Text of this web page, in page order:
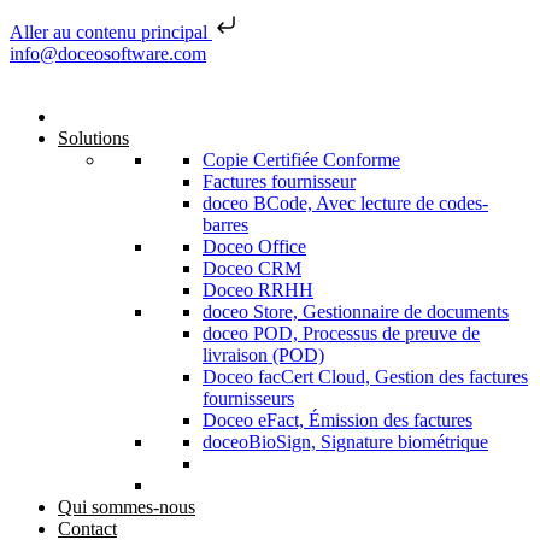
Aller au contenu principal
Skip to content
info@doceosoftware.com
Solutions
Copie Certifiée Conforme
Factures fournisseur
doceo BCode, Avec lecture de codes-
barres
Doceo Office
Doceo CRM
Doceo RRHH
doceo Store, Gestionnaire de documents
doceo POD, Processus de preuve de
livraison (POD)
Doceo facCert Cloud, Gestion des factures
fournisseurs
Doceo eFact, Émission des factures
doceoBioSign, Signature biométrique
Qui sommes-nous
Contact